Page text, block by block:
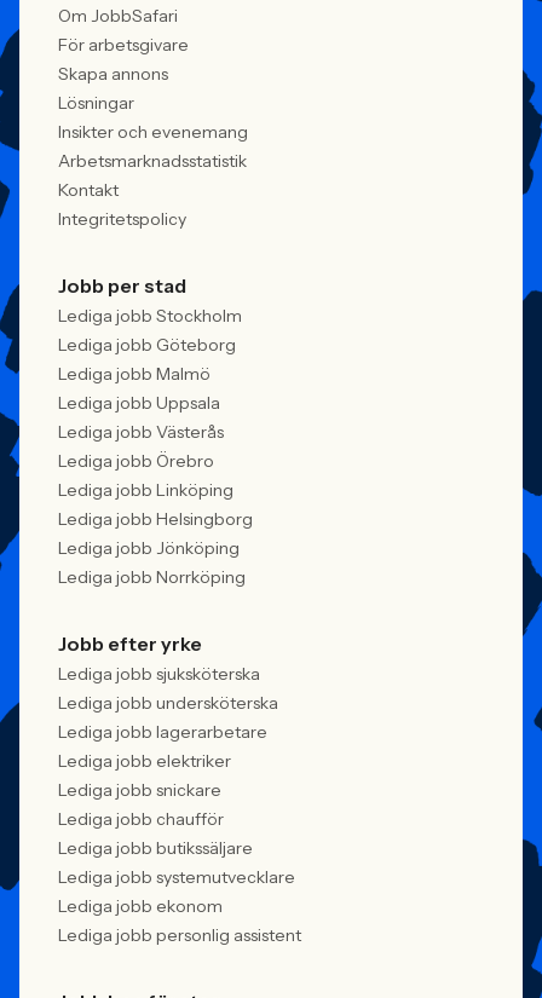
Om JobbSafari
För arbetsgivare
Skapa annons
Lösningar
Insikter och evenemang
Arbetsmarknadsstatistik
Kontakt
Integritetspolicy
Jobb per stad
Lediga jobb Stockholm
Lediga jobb Göteborg
Lediga jobb Malmö
Lediga jobb Uppsala
Lediga jobb Västerås
Lediga jobb Örebro
Lediga jobb Linköping
Lediga jobb Helsingborg
Lediga jobb Jönköping
Lediga jobb Norrköping
Jobb efter yrke
Lediga jobb sjuksköterska
Lediga jobb undersköterska
Lediga jobb lagerarbetare
Lediga jobb elektriker
Lediga jobb snickare
Lediga jobb chaufför
Lediga jobb butikssäljare
Lediga jobb systemutvecklare
Lediga jobb ekonom
Lediga jobb personlig assistent